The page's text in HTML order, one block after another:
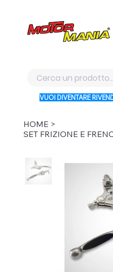
VUOI DIVENTARE
HOME >
SET FRIZIONE E